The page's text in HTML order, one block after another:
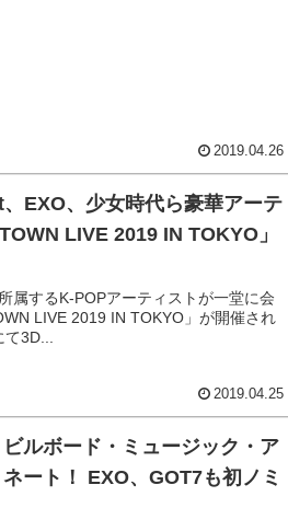
2019.04.26
EXO、少女時代ら豪華アーテ
LIVE 2019 IN TOKYO」
属するK-POPアーティストが一堂に会
LIVE 2019 IN TOKYO」が開催され
3D...
2019.04.25
ルボード・ミュージック・ア
ート！ EXO、GOT7も初ノミ